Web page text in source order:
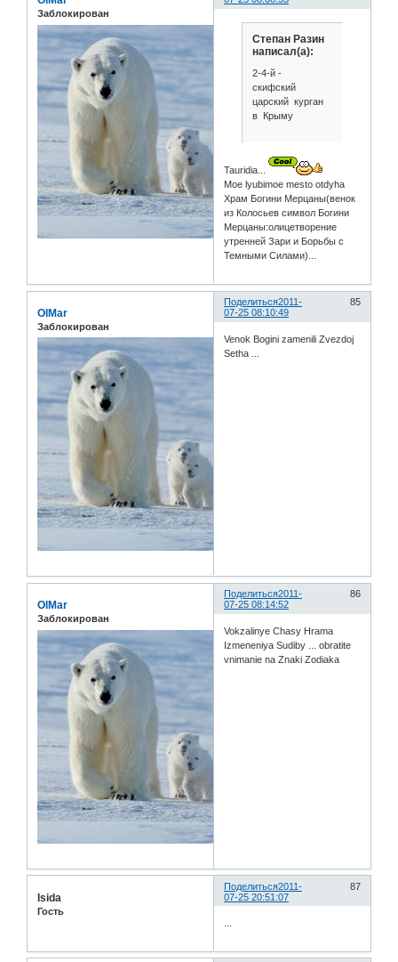
Заблокирован
Степан Разин
написал(а):
2-4-й -
скифский
царский курган
в Крыму
Tauridia...
Moe lyubimoe mesto otdyha
Храм Богини Мерцаны(венок
из Колосьев символ Богини
Мерцаны:олицетворение
утренней Зари и Борьбы с
Темными Силами)...
Поделиться 85
2011-
07-25 08:10:49
OlMar
Заблокирован
Venok Bogini zamenili Zvezdoj
Setha ...
Поделиться 86
2011-
07-25 08:14:52
OlMar
Заблокирован
Vokzalinye Chasy Hrama
Izmeneniya Sudiby ... obratite
vnimanie na Znaki Zodiaka
Поделиться 87
2011-
07-25 20:51:07
Isida
Гость